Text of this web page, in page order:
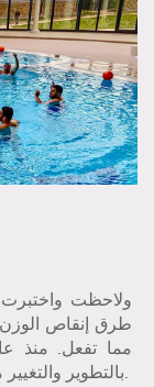
طرق إنقاص الوزن
بالتطوير والتغيير مع مئات من خبراته الناجحة وموظفيه الخبراء.